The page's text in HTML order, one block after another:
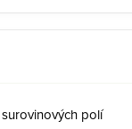
polí